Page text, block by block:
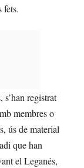
fets.
registrat
membres o
ús de material
que han
el Leganés,